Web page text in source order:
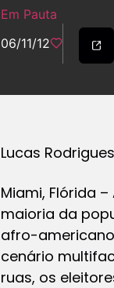
Em Pauta
06/11/12
Lucas
Miami, Flórida
maioria da
afro-
cenário
ruas, os